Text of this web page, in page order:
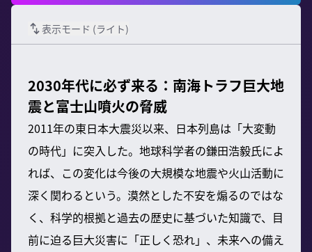
表示モード (ライト)
2030年代に必ず来る：南海トラフ巨大地
震と富士山噴火の脅威
2011年の東日本大震災以来、日本列島は「大変動
の時代」に突入した。地球科学者の鎌田浩毅氏によ
れば、この変化は今後の大規模な地震や火山活動に
深く関わるという。漠然とした不安を煽るのではな
く、科学的根拠と過去の歴史に基づいた知識で、目
前に迫る巨大災害に「正しく恐れ」、未来への備え